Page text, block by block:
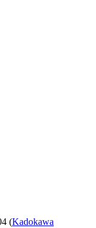
(Kadokawa